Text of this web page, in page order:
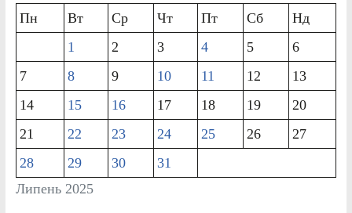
Липень 2025
Пн Вт Ср Чт Пт Сб
Нд
1
2 3 4 5
6
7
8 9 10 11 12
13
14
15 16 17 18 19
20
21
22 23 24 25 26
27
28
29 30 31